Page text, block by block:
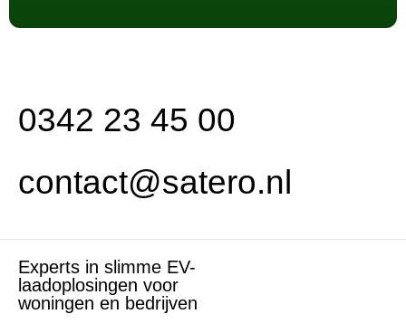
0342 23 45 00
contact@satero.nl
Experts in slimme EV-
laadoplosingen voor
woningen en bedrijven